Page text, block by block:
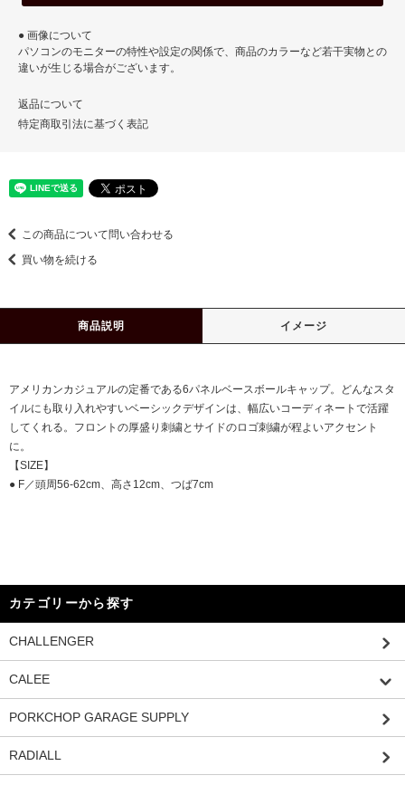
● 画像について
パソコンのモニターの特性や設定の関係で、商品のカラーなど若干実物との
違いが生じる場合がございます。
返品について
特定商取引法に基づく表記
この商品について問い合わせる
買い物を続ける
商品説明 イメージ
アメリカンカジュアルの定番である6パネルベースボールキャップ。どんなスタ
イルにも取り入れやすいベーシックデザインは、幅広いコーディネートで活躍
してくれる。フロントの厚盛り刺繍とサイドのロゴ刺繍が程よいアクセント
に。
【SIZE】
● F／頭周56-62cm、高さ12cm、つば7cm
カテゴリーから探す
CHALLENGER
CALEE
PORKCHOP GARAGE SUPPLY
RADIALL